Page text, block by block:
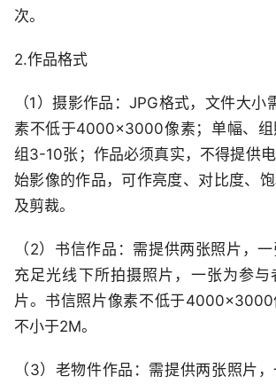
次。
2.作品格式
（1）摄影作品：JPG格式，文件大小
素不低于4000×3000像素；单幅、组
组3-10张；作品必须真实，不得提供
始影像的作品，可作亮度、对比度、
及剪裁。
（2）书信作品：需提供两张照片，一
充足光线下所拍摄照片，一张为参与
片。书信照片像素不低于
不小于2M。
（3）老物件作品：需提供两张照片